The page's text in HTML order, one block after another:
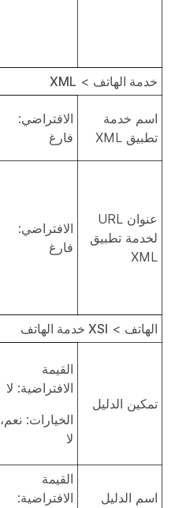
خدمة الهاتف >
XML
اسم خدمة
تطبيق XML
الافتراضي:
فارغ
عنوان URL
لخدمة تطبيق
XML
الافتراضي:
فارغ
الهاتف > XSI خدمة الهاتف
تمكين الدليل
القيمة
الافتراضية: لا
الخيارات: نعم،
لا
اسم الدليل
القيمة
الافتراضية: